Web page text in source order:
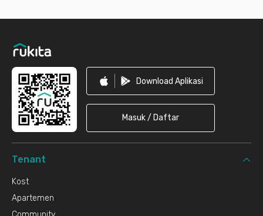
Download Aplikasi
Masuk / Daftar
Tenant
Kost
Apartemen